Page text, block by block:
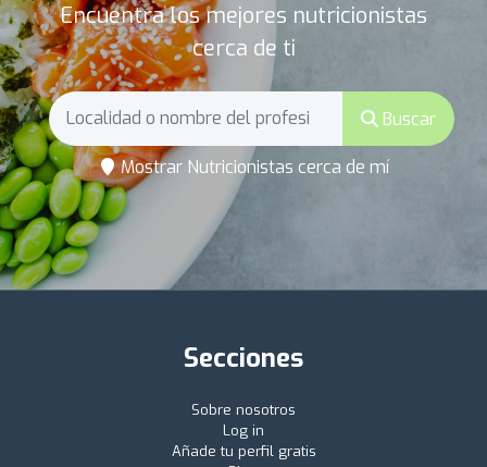
Encuentra los mejores nutricionistas
cerca de ti
Buscar
Mostrar Nutricionistas cerca de mí
Secciones
Sobre nosotros
Log in
Añade tu perfil gratis